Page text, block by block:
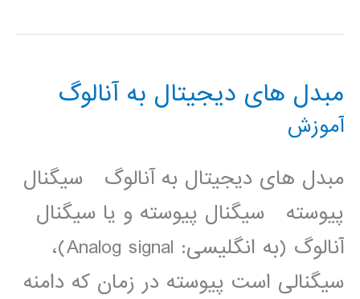
مبدل های دیجیتال به آنالوگ
آموزش
مبدل های دیجیتال به آنالوگ سیگنال
پیوسته سیگنال ‫پیوسته ‫و یا سیگنال
آنالوگ (به انگلیسی: Analog signal)،
سیگنالی است پیوسته در زمان که دامنه